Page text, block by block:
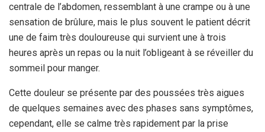
centrale de l’abdomen, ressemblant à une crampe ou à une
sensation de brûlure, mais le plus souvent le patient décrit
une de faim très douloureuse qui survient une à trois
heures après un repas ou la nuit l’obligeant à se réveiller du
sommeil pour manger.
Cette douleur se présente par des poussées très aigues
de quelques semaines avec des phases sans symptômes,
cependant, elle se calme très rapidement par la prise